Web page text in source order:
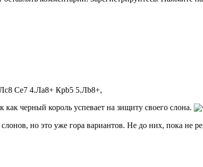
Сe7 4.Лa8+ Крb5 5.Лb8+,
черный король успевает на зищиту своего слона.
но это уже гора вариантов. Не до них, пока не